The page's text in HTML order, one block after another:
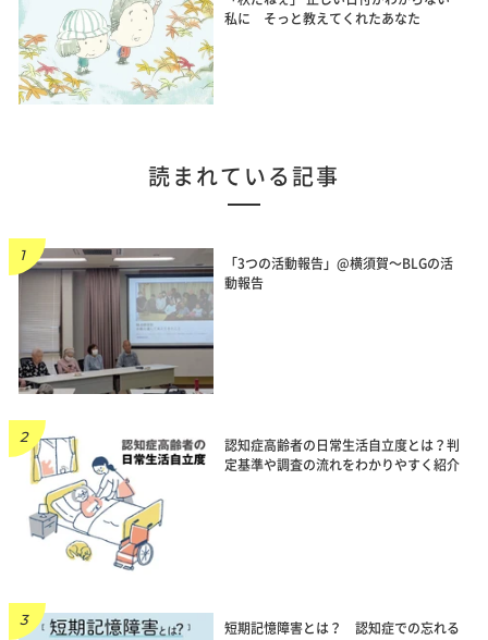
私に そっと教えてくれたあなた
読まれている記事
「3つの活動報告」@横須賀～BLGの活
動報告
認知症高齢者の日常生活自立度とは？判
定基準や調査の流れをわかりやすく紹介
短期記憶障害とは？ 認知症での忘れる